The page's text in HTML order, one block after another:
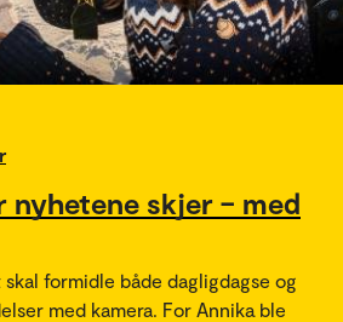
nyhetene skjer – med
formidle både dagligdagse og
med kamera. For Annika ble